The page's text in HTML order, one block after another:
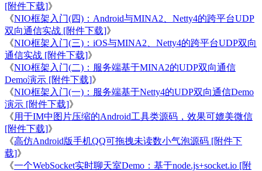
[附件下载]》
《NIO框架入门(四)：Android与MINA2、Netty4的跨平台UDP
双向通信实战 [附件下载]》
《NIO框架入门(三)：iOS与MINA2、Netty4的跨平台UDP双向
通信实战 [附件下载]》
《NIO框架入门(二)：服务端基于MINA2的UDP双向通信
Demo演示 [附件下载]》
《NIO框架入门(一)：服务端基于Netty4的UDP双向通信Demo
演示 [附件下载]》
《用于IM中图片压缩的Android工具类源码，效果可媲美微信
[附件下载]》
《高仿Android版手机QQ可拖拽未读数小气泡源码 [附件下
载]》
《一个WebSocket实时聊天室Demo：基于node.js+socket.io [附